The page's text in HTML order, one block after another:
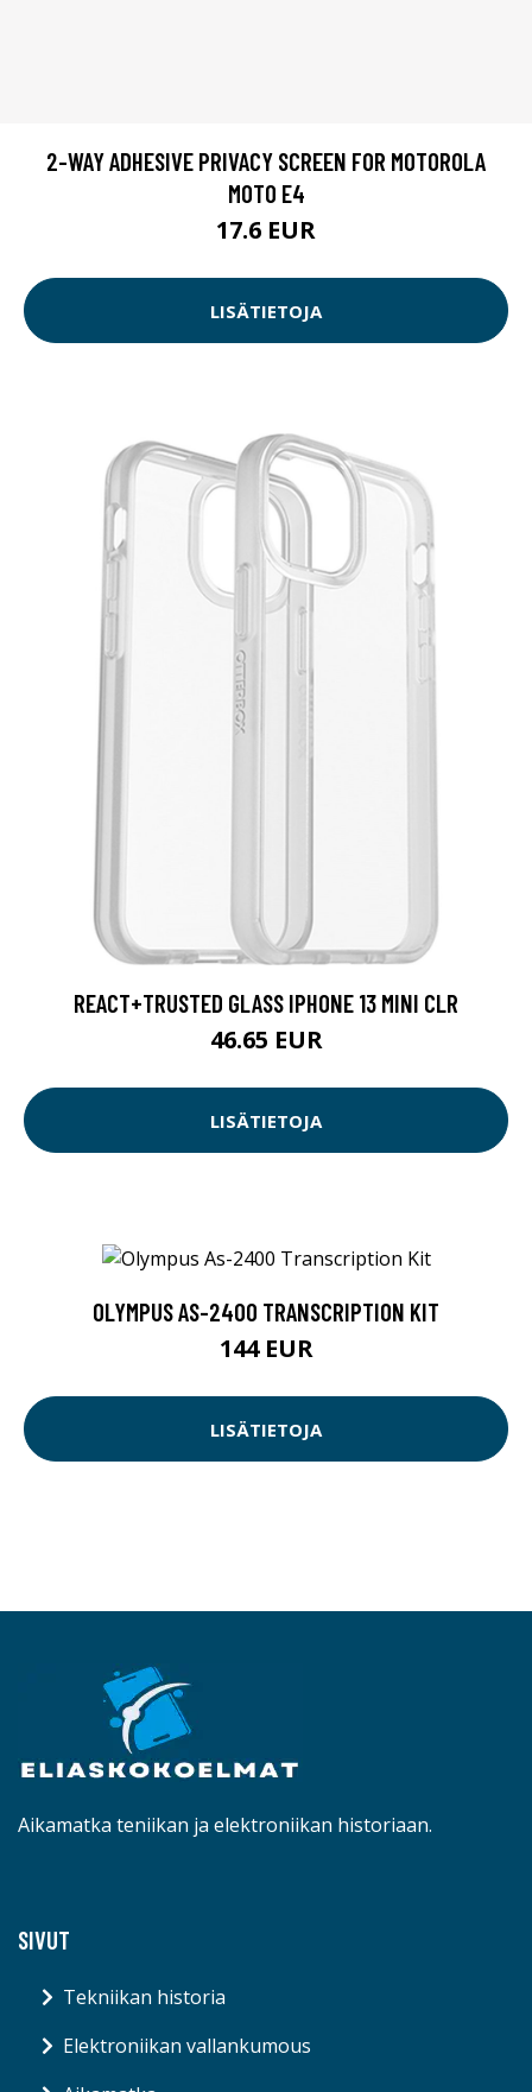
2-WAY ADHESIVE PRIVACY SCREEN FOR MOTOROLA
MOTO E4
17.6 EUR
LISÄTIETOJA
REACT+TRUSTED GLASS IPHONE 13 MINI CLR
46.65 EUR
LISÄTIETOJA
OLYMPUS AS-2400 TRANSCRIPTION KIT
144 EUR
LISÄTIETOJA
Aikamatka teniikan ja elektroniikan historiaan.
SIVUT
Tekniikan historia
Elektroniikan vallankumous